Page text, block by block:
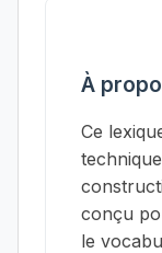
À
Ce
conçu
le